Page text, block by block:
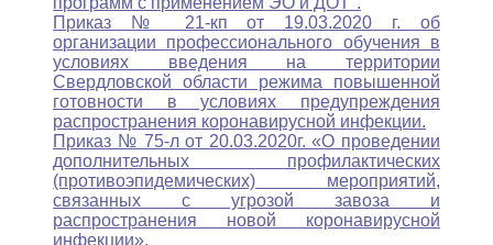
Приказ № 21-кп от 19.03.2020 г. об
организации профессионального обучения в
условиях введения на территории
Свердловской области режима повышенной
готовности в условиях предупреждения
распространения коронавирусной инфекции.
Приказ № 75-л от 20.03.2020г. «О проведении
дополнительных профилактических
(противоэпидемических) мероприятий,
связанных с угрозой завоза и
распространения новой коронавирусной
инфекции».